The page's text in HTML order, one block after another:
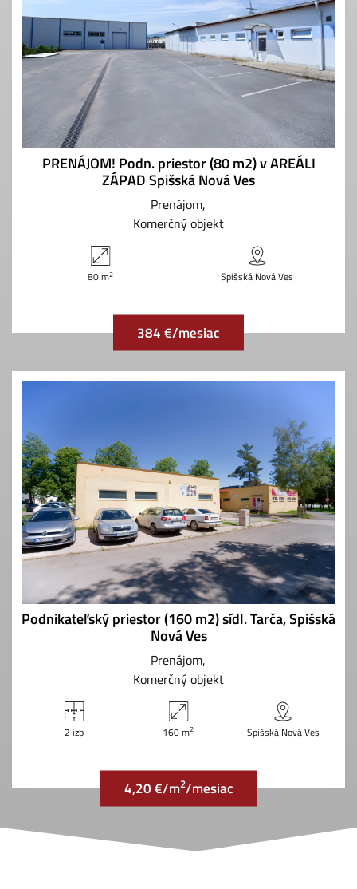
PRENÁJOM! Podn. priestor (80 m2) v AREÁLI
ZÁPAD Spišská Nová Ves
Prenájom
Komerčný objekt
80 m2 Spišská Nová Ves
384 €/mesiac
Podnikateľský priestor (160 m2) sídl. Tarča, Spišská
Nová Ves
Prenájom
Komerčný objekt
2 izb 160 m2 Spišská Nová Ves
4,20 €/m2/mesiac